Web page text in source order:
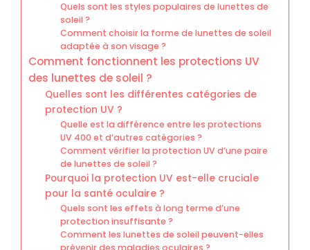
Quels sont les styles populaires de lunettes de
soleil ?
Comment choisir la forme de lunettes de soleil
adaptée à son visage ?
Comment fonctionnent les protections UV
des lunettes de soleil ?
Quelles sont les différentes catégories de
protection UV ?
Quelle est la différence entre les protections
UV 400 et d’autres catégories ?
Comment vérifier la protection UV d’une paire
de lunettes de soleil ?
Pourquoi la protection UV est-elle cruciale
pour la santé oculaire ?
Quels sont les effets à long terme d’une
protection insuffisante ?
Comment les lunettes de soleil peuvent-elles